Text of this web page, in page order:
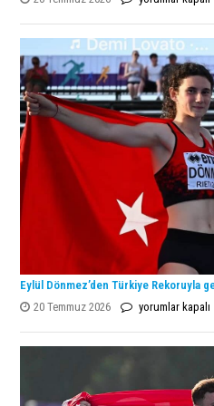
Şampiyonu
Lanlana
Tararudee!
için
Eylül Dönmez’den Türkiye Rekoruyla
20 Temmuz 2026
Eylül
Türkiye
gelen
yorumlar kapalı